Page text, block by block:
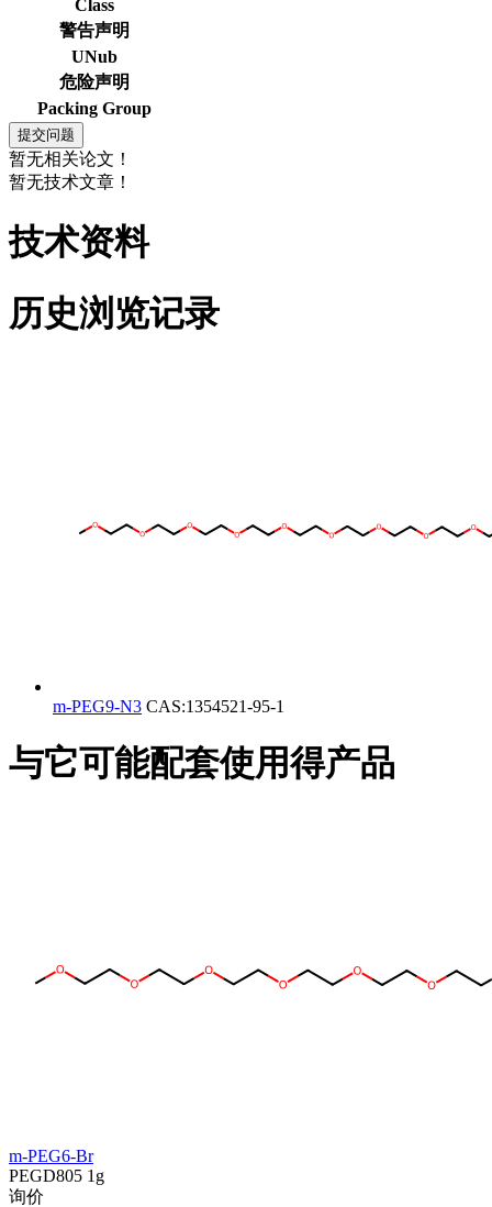
Class
警告声明
UNub
危险声明
Packing Group
暂无相关论文！
暂无技术文章！
技术资料
历史浏览记录
m-PEG9-N3 CAS:1354521-95-1
与它可能配套使用得产品
m-PEG6-Br
PEGD805 1g
询价